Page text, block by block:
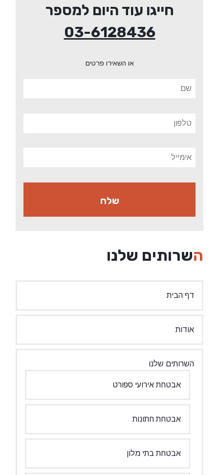
חייגו עוד היום למספר
03-6128436
או השאירו פרטים
השרותים שלנו
דף הבית
אודות
השרותים שלנו
אבטחת אירועי ספורט
אבטחת חתונות
אבטחת בתי מלון